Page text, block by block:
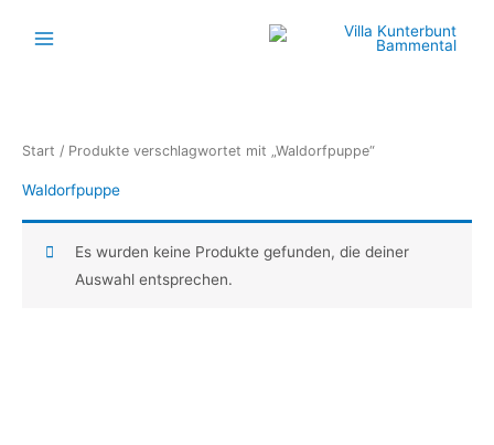
Inhalt
Start / Produkte verschlagwortet mit „Waldorfpuppe“
Waldorfpuppe
Es wurden keine Produkte gefunden, die deiner
Auswahl entsprechen.